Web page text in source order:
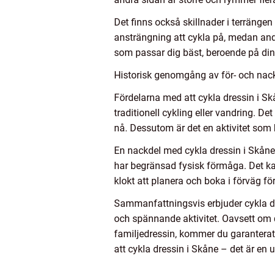
Det finns också skillnader i
ansträngning att cykla på, medan
som passar dig bäst, beroende på
Historisk genomgång av för- och
Fördelarna med att cykla dressin i
traditionell cykling eller vandring.
nå. Dessutom är det en aktivitet
En nackdel med cykla dressin i
har begränsad fysisk förmåga. Det
klokt att planera och boka i förväg
Sammanfattningsvis erbjuder cykla
och spännande aktivitet. Oavsett
familjedressin, kommer du
att cykla dressin i Skåne – det är en